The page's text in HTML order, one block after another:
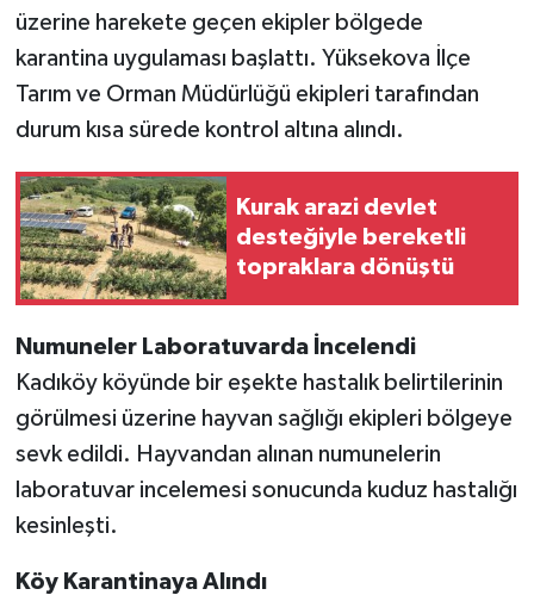
üzerine harekete geçen ekipler bölgede
karantina uygulaması başlattı. Yüksekova İlçe
Tarım ve Orman Müdürlüğü ekipleri tarafından
durum kısa sürede kontrol altına alındı.
Kurak arazi devlet
desteğiyle bereketli
topraklara dönüştü
Numuneler Laboratuvarda İncelendi
Kadıköy köyünde bir eşekte hastalık belirtilerinin
görülmesi üzerine hayvan sağlığı ekipleri bölgeye
sevk edildi. Hayvandan alınan numunelerin
laboratuvar incelemesi sonucunda kuduz hastalığı
kesinleşti.
Köy Karantinaya Alındı